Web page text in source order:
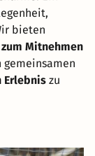
bieten
Mitnehmen
Erlebnis zu